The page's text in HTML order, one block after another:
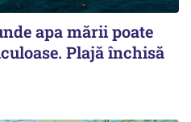
apa mării poate
Plajă închisă